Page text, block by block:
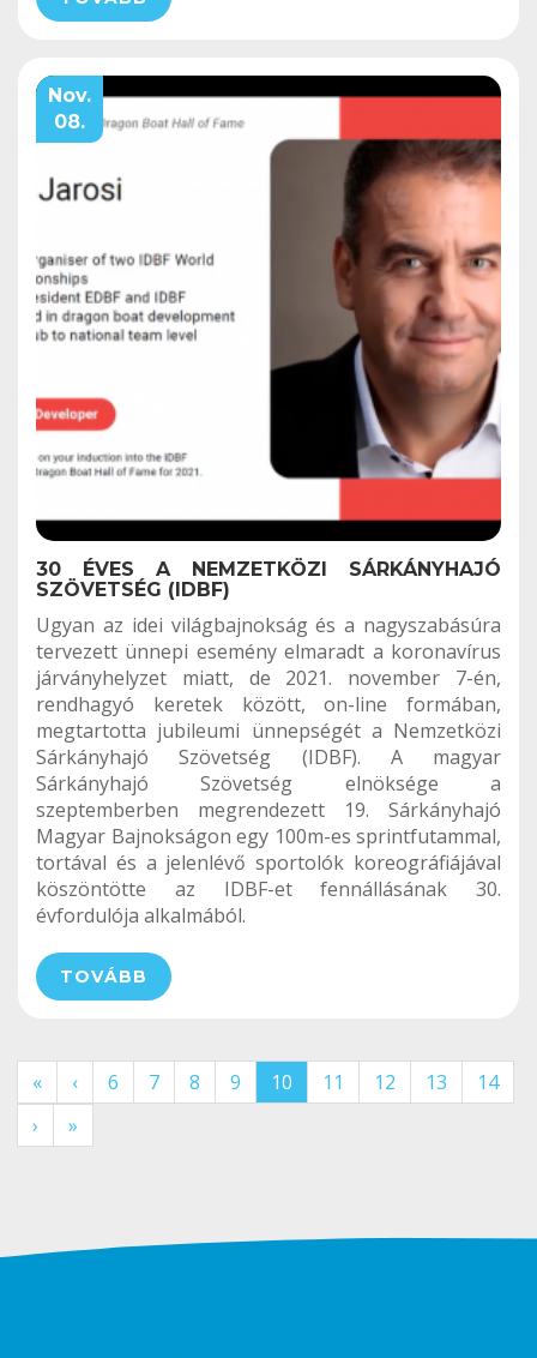
Nov.
08.
30 ÉVES A NEMZETKÖZI SÁRKÁNYHAJÓ
SZÖVETSÉG (IDBF)
Ugyan az idei világbajnokság és a nagyszabásúra
tervezett ünnepi esemény elmaradt a koronavírus
járványhelyzet miatt, de 2021. november 7-én,
rendhagyó keretek között, on-line formában,
megtartotta jubileumi ünnepségét a Nemzetközi
Sárkányhajó Szövetség (IDBF). A magyar
Sárkányhajó Szövetség elnöksége a
szeptemberben megrendezett 19. Sárkányhajó
Magyar Bajnokságon egy 100m-es sprintfutammal,
tortával és a jelenlévő sportolók koreográfiájával
köszöntötte az IDBF-et fennállásának 30.
évfordulója alkalmából.
TOVÁBB
« ‹ 6 7 8 9 10 11 12 13
14
›
»